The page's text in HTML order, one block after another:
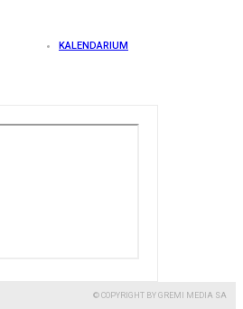
KALENDARIUM
© COPYRIGHT BY GREMI MEDIA SA